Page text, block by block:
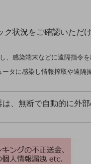
状況をご確認いただけ
感染端末などに遠隔指令
タに感染し情報搾取や遠隔
、無断で自動的に外